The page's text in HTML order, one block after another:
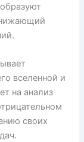
вселенной и
на анализ
своих